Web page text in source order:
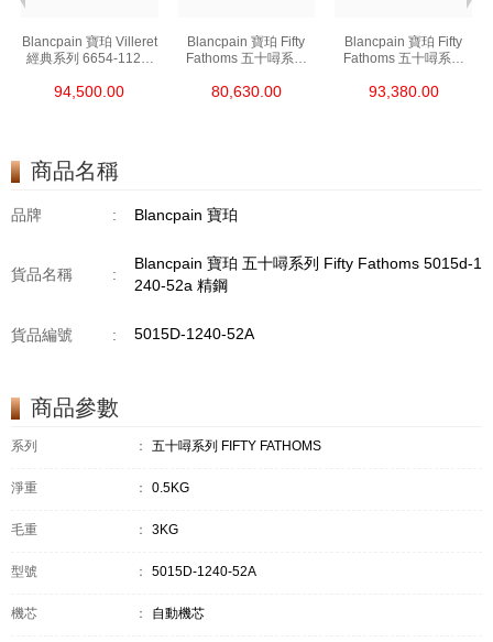
Blancpain 寶珀 Villeret
經典系列 6654-1127-
94,500.00
Blancpain 寶珀 Fifty
Fathoms 五十噚系列
80,630.00
Blancpain 寶珀 Fifty
Fathoms 五十噚系列
93,380.00
商品名稱
品牌 : Blancpain 寶珀
貨品名稱 :
Blancpain 寶珀 五十噚系列 Fifty Fathoms 5015d-1
240-52a 精鋼
貨品編號 : 5015D-1240-52A
商品參數
系列 ： 五十噚系列 FIFTY FATHOMS
淨重 ： 0.5KG
毛重 ： 3KG
型號 ： 5015D-1240-52A
機芯 ： 自動機芯